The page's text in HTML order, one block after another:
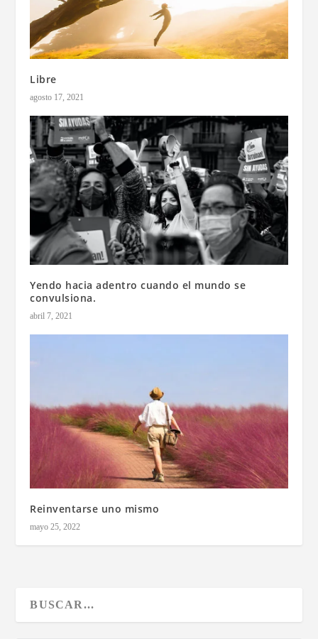
Libre
agosto 17, 2021
Yendo hacia adentro cuando el mundo se
convulsiona.
abril 7, 2021
Reinventarse uno mismo
mayo 25, 2022